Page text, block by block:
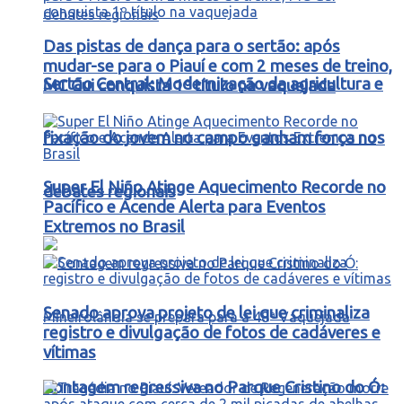
Sertão Central: Modernização da agricultura e
fixação do jovem no campo ganham força nos
debates regionais
Contagem regressiva no Parque Cristino do Ó:
Das pistas de dança para o sertão: após
mudar-se para o Piauí e com 2 meses de treino,
MC Gui conquista 1º título na vaquejada
Super El Niño Atinge Aquecimento Recorde no
Pacífico e Acende Alerta para Eventos
Extremos no Brasil
Senado aprova projeto de lei que criminaliza
registro e divulgação de fotos de cadáveres e
vítimas